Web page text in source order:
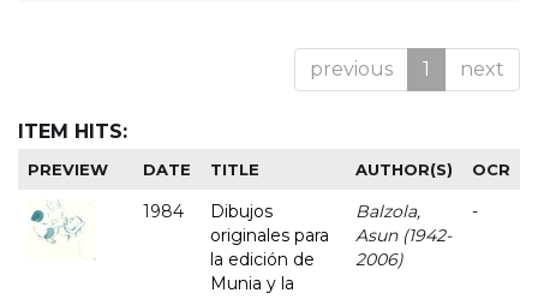
previous 1 next
ITEM HITS:
PREVIEW DATE TITLE AUTHOR(S) OCR
1984
Dibujos
originales para
la edición de
Munia y la
Balzola,
Asun (1942-
2006)
-